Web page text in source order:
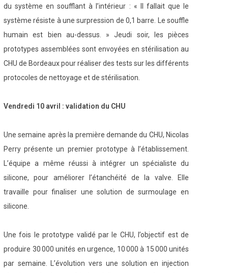
du système en soufflant à l’intérieur : « Il fallait que le
système résiste à une surpression de 0,1 barre. Le souffle
humain est bien au-dessus. » Jeudi soir, les pièces
prototypes assemblées sont envoyées en stérilisation au
CHU de Bordeaux pour réaliser des tests sur les différents
protocoles de nettoyage et de stérilisation.
Vendredi 10 avril : validation du CHU
Une semaine après la première demande du CHU, Nicolas
Perry présente un premier prototype à l’établissement.
L’équipe a même réussi à intégrer un spécialiste du
silicone, pour améliorer l’étanchéité de la valve. Elle
travaille pour finaliser une solution de surmoulage en
silicone.
Une fois le prototype validé par le CHU, l’objectif est de
produire 30 000 unités en urgence, 10 000 à 15 000 unités
par semaine. L’évolution vers une solution en injection